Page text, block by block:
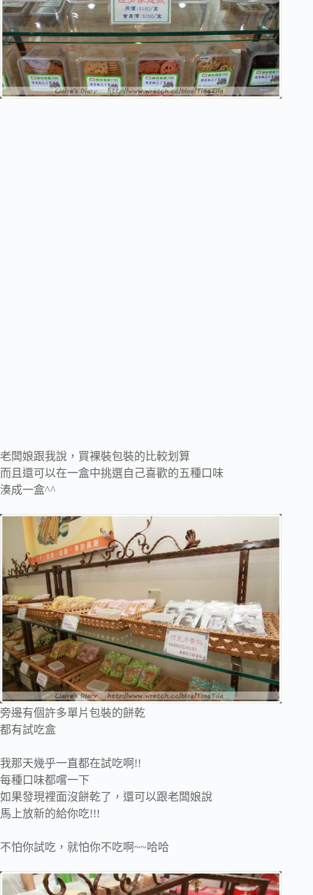
老闆娘跟我說，買裸裝包裝的比較划算
而且還可以在一盒中挑選自己喜歡的五種口味
湊成一盒^^
旁邊有個許多單片包裝的餅乾
都有試吃盒
我那天幾乎一直都在試吃啊!!
每種口味都嚐一下
如果發現裡面沒餅乾了，還可以跟老闆娘說
馬上放新的給你吃!!!
不怕你試吃，就怕你不吃啊~~哈哈